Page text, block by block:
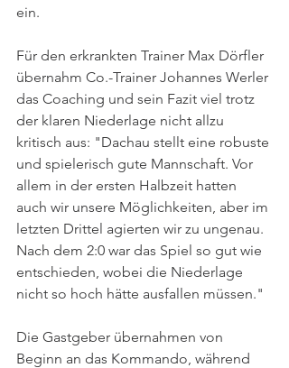
ein.
Für den erkrankten Trainer Max Dörfler
übernahm Co.-Trainer Johannes Werler
das Coaching und sein Fazit viel trotz
der klaren Niederlage nicht allzu
kritisch aus: "Dachau stellt eine robuste
und spielerisch gute Mannschaft. Vor
allem in der ersten Halbzeit hatten
auch wir unsere Möglichkeiten, aber im
letzten Drittel agierten wir zu ungenau.
Nach dem 2:0 war das Spiel so gut wie
entschieden, wobei die Niederlage
nicht so hoch hätte ausfallen müssen."
Die Gastgeber übernahmen von
Beginn an das Kommando, während